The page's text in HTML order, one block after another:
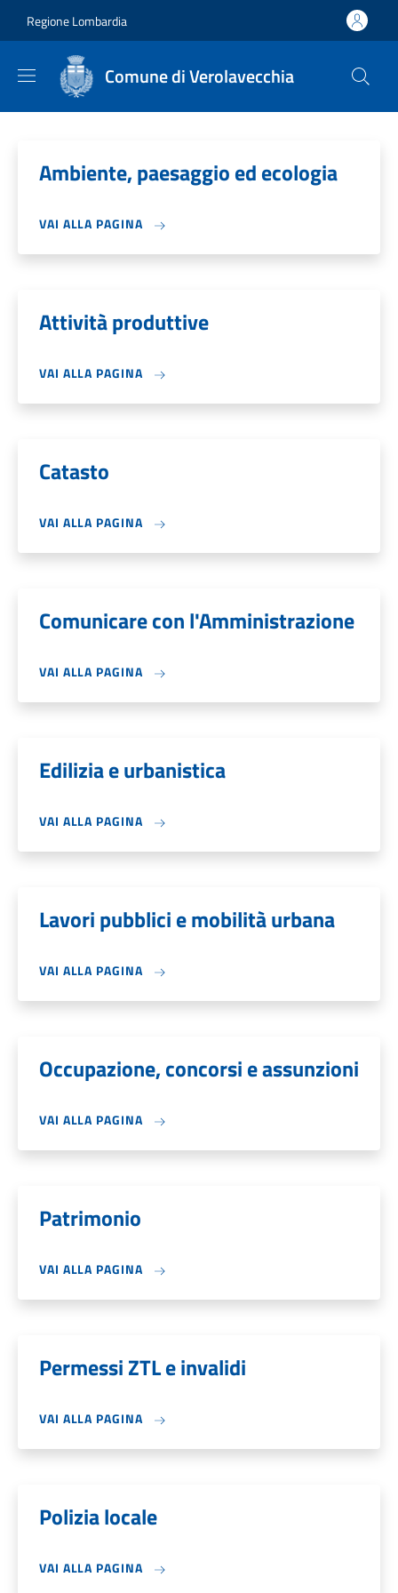
Regione Lombardia
Comune di Verolavecchia
Ambiente, paesaggio ed ecologia
VAI ALLA PAGINA
Attività produttive
VAI ALLA PAGINA
Catasto
VAI ALLA PAGINA
Comunicare con l'Amministrazione
VAI ALLA PAGINA
Edilizia e urbanistica
VAI ALLA PAGINA
Lavori pubblici e mobilità urbana
VAI ALLA PAGINA
Occupazione, concorsi e assunzioni
VAI ALLA PAGINA
Patrimonio
VAI ALLA PAGINA
Permessi ZTL e invalidi
VAI ALLA PAGINA
Polizia locale
VAI ALLA PAGINA